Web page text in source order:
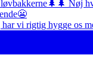
vi rigtig hygge os